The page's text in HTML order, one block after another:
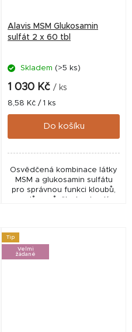
Alavis MSM Glukosamin
sulfát 2 x 60 tbl
Skladem (>5 ks)
1 030 Kč / ks
Měrná
cena:
8,58 Kč / 1 ks
Do košíku
Osvědčená kombinace látky
MSM a glukosamin sulfátu
pro správnou funkci kloubů,
Tip
Velmi
žádané